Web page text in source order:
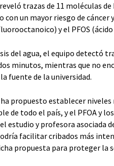
trazas de 11 moléculas
con un mayor riesgo de
y el PFOS
del agua, el equipo detectó
minutos, mientras que no
fuente de la universidad.
ha propuesto establecer
de todo el país, y el PFOA y
estudio y profesora asociada
facilitar cribados más
propuesta para proteger la